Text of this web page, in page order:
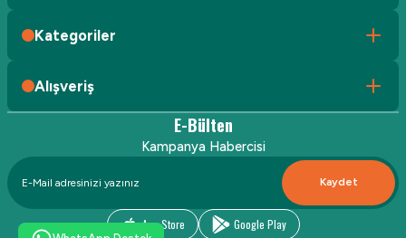
Kategoriler
Alışveriş
E-Bülten
Kampanya Habercisi
Kaydet
App Store Google Play